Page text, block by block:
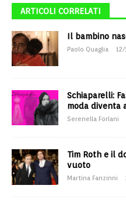
ARTICOLI CORRELATI
Il bambino
Paolo Quaglia 12/
Schiaparelli:
moda diventa
Serenella Forlani
Tim Roth e il
vuoto
Martina Fanzinni